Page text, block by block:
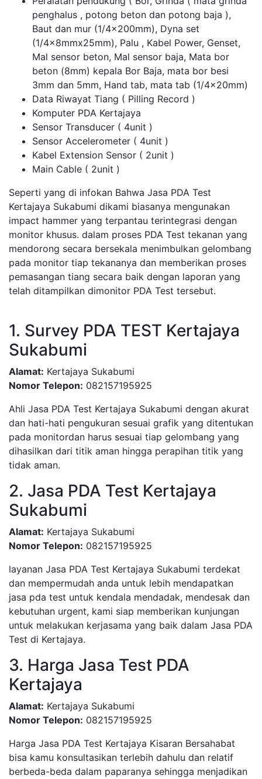
penghalus , potong beton dan potong baja ),
Baut dan mur (1/4x200mm), Dyna set
(1/4x8mmx25mm), Palu , Kabel Power, Genset,
Mal sensor beton, Mal sensor baja, Mata bor
beton (8mm) kepala Bor Baja, mata bor besi
3mm dan 5mm, Hand tab, mata tab (1/4x20mm)
Data Riwayat Tiang ( Pilling Record )
Komputer PDA Kertajaya
Sensor Transducer ( 4unit )
Sensor Accelerometer ( 4unit )
Kabel Extension Sensor ( 2unit )
Main Cable ( 2unit )
Seperti yang di infokan Bahwa Jasa PDA Test
Kertajaya Sukabumi dikami biasanya mengunakan
impact hammer yang terpantau terintegrasi dengan
monitor khusus. dalam proses PDA Test tekanan yang
mendorong secara bersekala menimbulkan gelombang
pada monitor tiap tekananya dan memberikan proses
pemasangan tiang secara baik dengan laporan yang
telah ditampilkan dimonitor PDA Test tersebut.
1. Survey PDA TEST Kertajaya
Sukabumi
Alamat: Kertajaya Sukabumi
Nomor Telepon: 082157195925
Ahli Jasa PDA Test Kertajaya Sukabumi dengan akurat
dan hati-hati pengukuran sesuai grafik yang ditentukan
pada monitordan harus sesuai tiap gelombang yang
dihasilkan dari titik aman hingga perapihan titik yang
tidak aman.
2. Jasa PDA Test Kertajaya
Sukabumi
Alamat: Kertajaya Sukabumi
Nomor Telepon: 082157195925
layanan Jasa PDA Test Kertajaya Sukabumi terdekat
dan mempermudah anda untuk lebih mendapatkan
jasa pda test untuk kendala mendadak, mendesak dan
kebutuhan urgent, kami siap memberikan kunjungan
untuk melakukan kerjasama yang baik dalam Jasa PDA
Test di Kertajaya.
3. Harga Jasa Test PDA
Kertajaya
Alamat: Kertajaya Sukabumi
Nomor Telepon: 082157195925
Harga Jasa PDA Test Kertajaya Kisaran Bersahabat
bisa kamu konsultasikan terlebih dahulu dan relatif
berbeda-beda dalam paparanya sehingga menjadikan